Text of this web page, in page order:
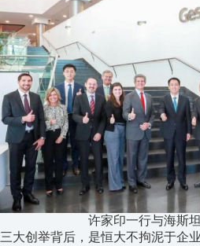
许家印一行与海斯
三大创举背后，是恒大不拘泥于企